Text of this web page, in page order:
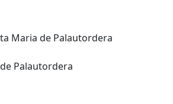
Maria de Palautordera
Palautordera